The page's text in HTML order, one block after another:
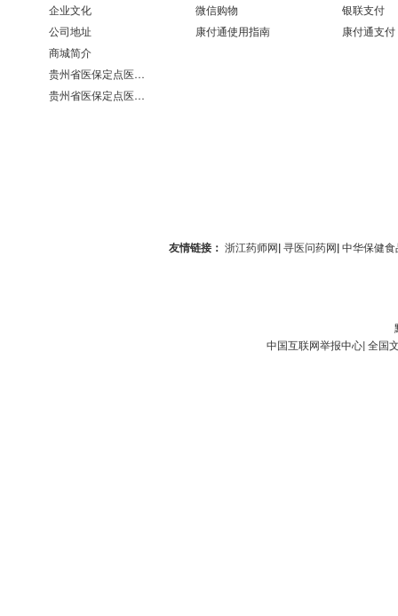
企业文化
公司地址
商城简介
贵州省医保定点医疗机构医保服务情况表（第551分店）
贵州省医保定点医疗机构医保服务情况表（第100分店）
微信购物
康付通使用指南
银联支付
康付通支付
友情链接： 浙江药师网| 寻医问药网| 中华保健食
中国互联网举报中心| 全国